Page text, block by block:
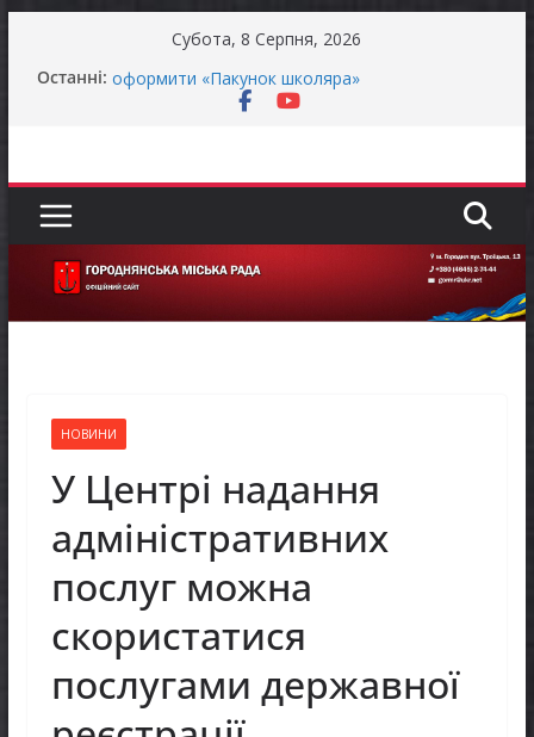
Субота, 8 Серпня, 2026
Останні: оформити «Пакунок школяра»
ЗАГАЛЬНОНАЦІОНАЛЬНА ХВИЛИНА
для ветеранського бізнесу
реалізації права осіб з інвалідністю на працю
Захищай небо Чернігівщини!
НОВИНИ
У Центрі надання
адміністративних
послуг можна
скористатися
послугами державної